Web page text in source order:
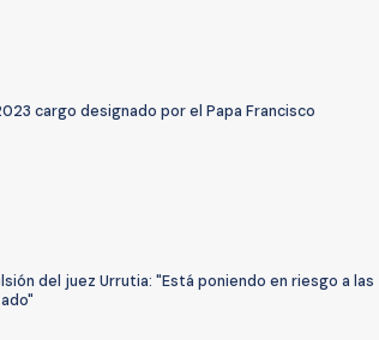
cargo designado por el Papa Francisco
del juez Urrutia: "Está poniendo en riesgo a las